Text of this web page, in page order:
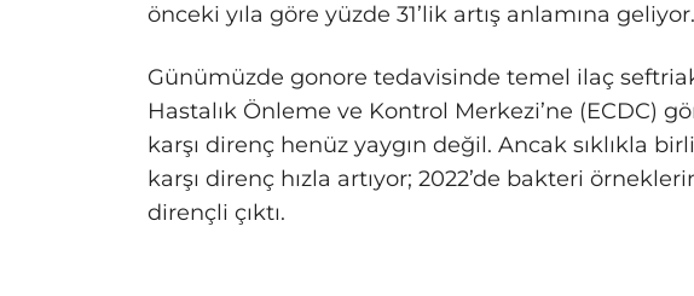
önceki yıla göre yüzde 31’lik artış anlamına geliyor.
Günümüzde gonore tedavisinde temel ilaç
Hastalık Önleme ve Kontrol Merkezi’ne (ECDC)
karşı direnç henüz yaygın değil. Ancak sıklıkla
karşı direnç hızla artıyor; 2022’de bakteri
dirençli çıktı.